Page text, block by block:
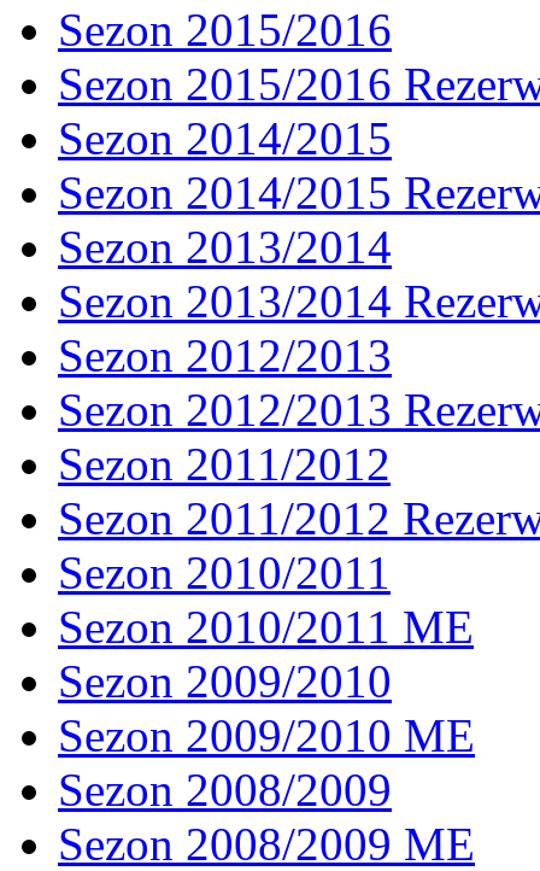
Sezon 2015/2016
Sezon 2015/2016
Sezon 2014/2015
Sezon 2014/2015
Sezon 2013/2014
Sezon 2013/2014
Sezon 2012/2013
Sezon 2012/2013
Sezon 2011/2012
Sezon 2011/2012
Sezon 2010/2011
Sezon 2010/2011 ME
Sezon 2009/2010
Sezon 2009/2010 ME
Sezon 2008/2009
Sezon 2008/2009 ME